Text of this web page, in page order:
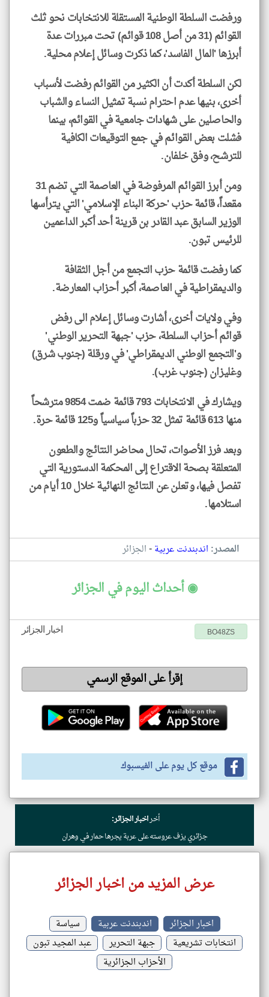
ورفضت السلطة الوطنية المستقلة للانتخابات نحو ثلث
القوائم (31 من أصل 108 قوائم) تحت مبررات عدة
أبرزها 'المال الفاسد'، كما ذكرت وسائل إعلام محلية.
لكن السلطة أكدت أن الكثير من القوائم رفضت لأسباب
أخرى، بنيها عدم احترام نسبة تمثيل النساء والشباب
والحاصلين على شهادات جامعية في القوائم، بينما
فشلت بعض القوائم في جمع التوقيعات الكافية
للترشح، وفق خلفان.
ومن أبرز القوائم المرفوضة في العاصمة التي تضم 31
مقعداً، قائمة حزب 'حركة البناء الإسلامي' التي يترأسها
الوزير السابق عبد القادر بن قرينة أحد أكبر الداعمين
للرئيس تبون.
كما رفضت قائمة حزب التجمع من أجل الثقافة
والديمقراطية في العاصمة، أكبر أحزاب المعارضة.
وفي ولايات أخرى، أشارت وسائل إعلام الى رفض
قوائم أحزاب السلطة، حزب 'جبهة التحرير الوطني'
و'التجمع الوطني الديمقراطي' في ورقلة (جنوب شرق)
وغليزان (جنوب غرب).
ويشارك في الانتخابات 793 قائمة ضمت 9854 مترشحاً
منها 613 قائمة تمثل 32 حزباً سياسياً و125 قائمة حرة.
وبعد فرز الأصوات، تحال محاضر النتائج والطعون
المتعلقة بصحة الاقتراع إلى المحكمة الدستورية التي
تفصل فيها، وتعلن عن النتائج النهائية خلال 10 أيام من
استلامها.
المصدر: اندبندنت عربية-الجزائر
◉ أحداث اليوم في الجزائر
اخبار الجزائر BO48ZS
إقرأ على الموقع الرسمي
موقع كل يوم على الفيسبوك
أخراخبار الجزائر:
جزائري يزف عروسته على عربة يجرها حمار في وهران
عرض المزيد من اخبار الجزائر
اخبار الجزائر اندبندنت عربية
سياسة
انتخابات تشريعية
جبهة التحرير
عبد المجيد تبون
الأحزاب الجزائرية